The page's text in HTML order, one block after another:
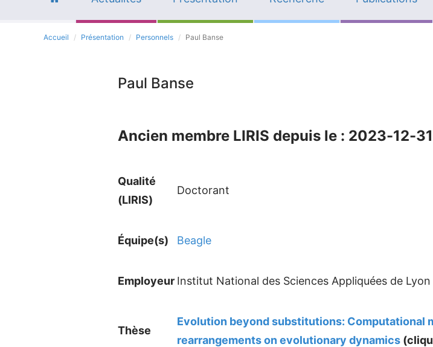
Accueil Présentation Personnels Paul Banse
Paul Banse
Ancien membre LIRIS depuis le : 2023-12-31
Qualité
(LIRIS)
Doctorant
Équipe(s) Beagle
Employeur Institut National des Sciences Appliquées de Lyon
Thèse
Evolution beyond substitutions: Computational
rearrangements on evolutionary dynamics